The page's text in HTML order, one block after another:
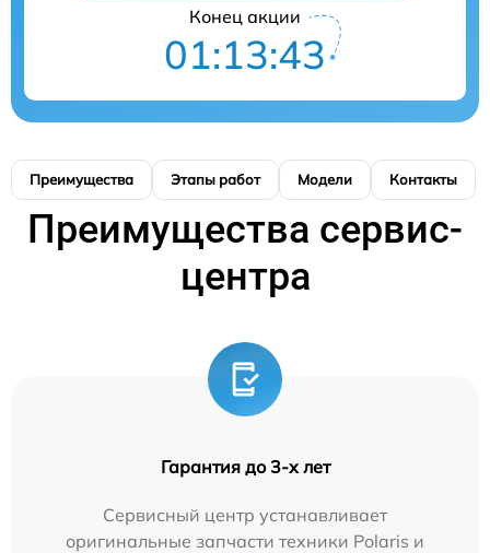
Конец акции
01:13:42
Преимущества Этапы работ Модели Контакты
Преимущества сервис-
центра
Гарантия до 3-х лет
Сервисный центр устанавливает
оригинальные запчасти техники Polaris и